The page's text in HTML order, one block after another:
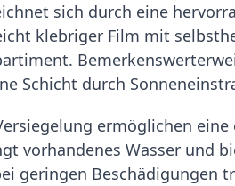
sich durch eine
klebriger Film mit
Schicht durch
ermöglichen
vorhandenes Wasser und
geringen Beschädigungen